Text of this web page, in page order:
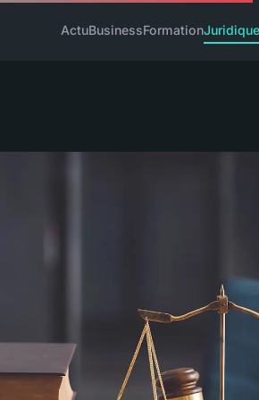
ActuBusinessFormationJuridique